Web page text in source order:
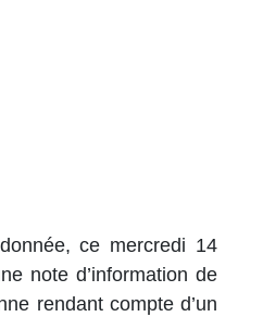
ce mercredi 14
note d’information de
rendant compte d’un